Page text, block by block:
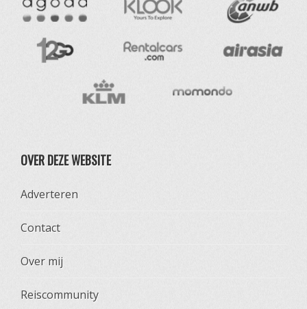
OVER DEZE WEBSITE
Adverteren
Contact
Over mij
Reiscommunity